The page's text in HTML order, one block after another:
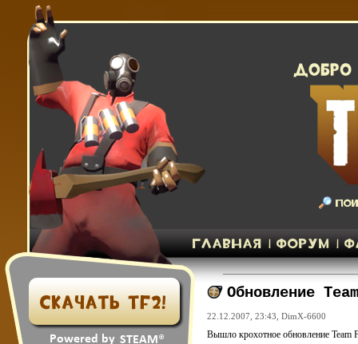
Обновление
22.12.2007, 23:43, DimX-6600
Вышло крохотное обновление Team